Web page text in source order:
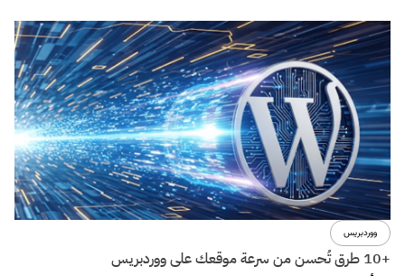
ووردبريس
+10 طرق تُحسن من سرعة موقعك على ووردبريس